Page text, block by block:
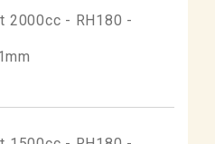
2000cc - RH180 -